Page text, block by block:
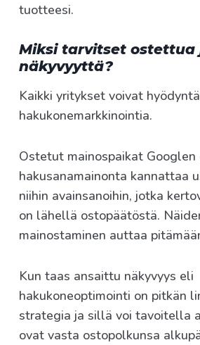
tuotteesi.
Miksi tarvitset
näkyvyyttä?
Kaikki yritykset voivat
hakukonemarkkinointia.
Ostetut mainospaikat
hakusanamainonta kannattaa
niihin avainsanoihin, jotka
on lähellä ostopäätöstä.
mainostaminen auttaa
Kun taas ansaittu näkyvyys eli
hakukoneoptimointi on pitkän
strategia ja sillä voi tavoitella
ovat vasta ostopolkunsa